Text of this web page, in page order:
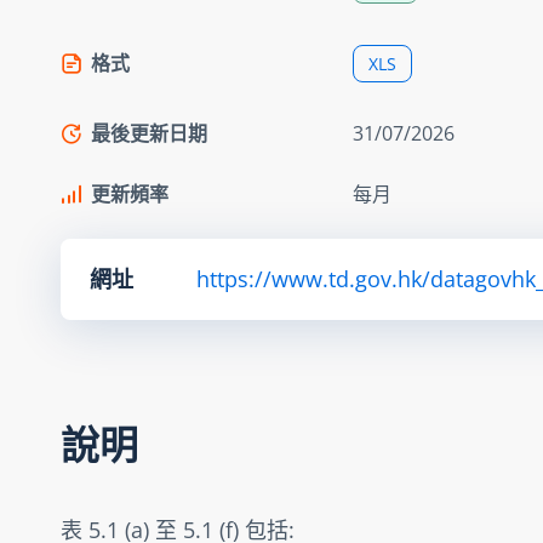
格式 XLS
最後更新日期 31/07/2026
更新頻率 每月
網址 https://www.td.gov.hk/
說明
表 5.1 (a) 至 5.1 (f) 包括: